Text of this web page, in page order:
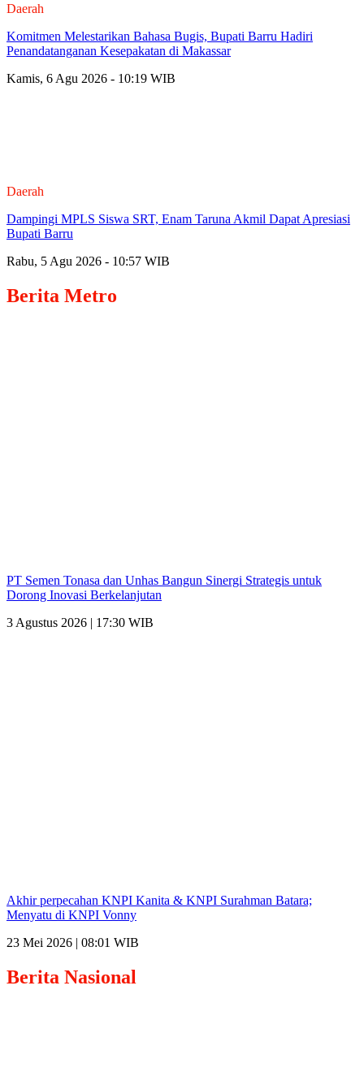
Daerah
Komitmen Melestarikan Bahasa Bugis, Bupati Barru Hadiri
Penandatanganan Kesepakatan di Makassar
Kamis, 6 Agu 2026 - 10:19 WIB
Daerah
Dampingi MPLS Siswa SRT, Enam Taruna Akmil Dapat Apresiasi
Bupati Barru
Rabu, 5 Agu 2026 - 10:57 WIB
Berita Metro
PT Semen Tonasa dan Unhas Bangun Sinergi Strategis untuk
Dorong Inovasi Berkelanjutan
3 Agustus 2026 | 17:30 WIB
Akhir perpecahan KNPI Kanita & KNPI Surahman Batara;
Menyatu di KNPI Vonny
23 Mei 2026 | 08:01 WIB
Berita Nasional